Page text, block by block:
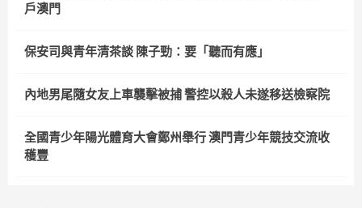
戶澳門
保安司與青年清茶談 陳子勁：要「聽而有應」
內地男尾隨女友上車襲擊被捕 警控以殺人未遂移送檢察院
全國青少年陽光體育大會鄭州舉行 澳門青少年競技交流收
穫豐